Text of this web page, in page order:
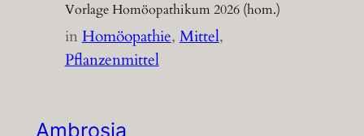
Vorlage Homöopathikum 2026 (hom.)
inHomöopathie, Mittel
Pflanzenmittel
Ambrosia